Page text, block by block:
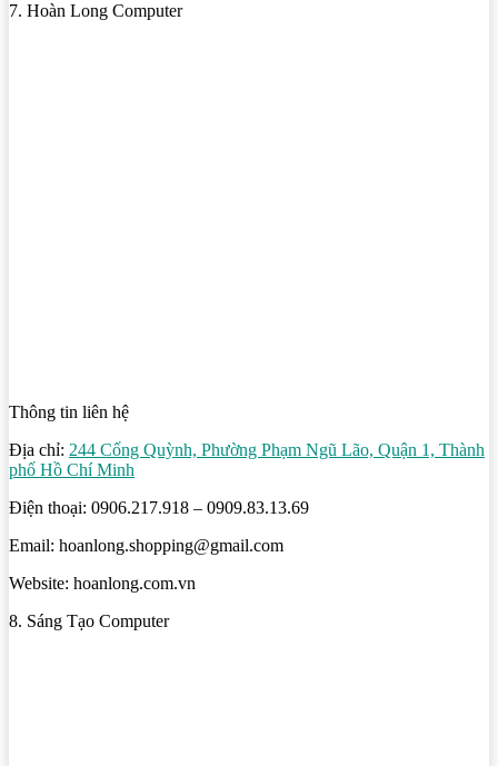
7. Hoàn Long Computer
Thông tin liên hệ
Địa chỉ: 244 Cống Quỳnh, Phường Phạm Ngũ Lão, Quận 1, Thành
phố Hồ Chí Minh
Điện thoại: 0906.217.918 – 0909.83.13.69
Email: hoanlong.shopping@gmail.com
Website: hoanlong.com.vn
8. Sáng Tạo Computer